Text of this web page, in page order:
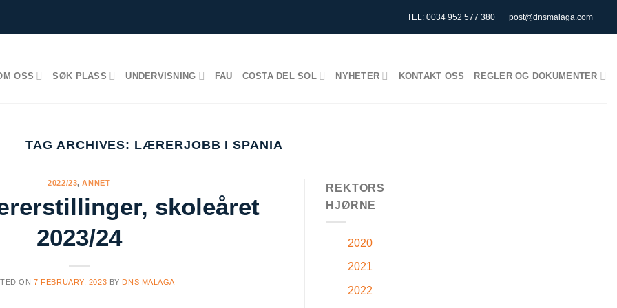
TEL: 0034 952 577 380 post@dnsmalaga.com
OSS SØK PLASS UNDERVISNING FAU COSTA DEL SOL NYHETER KONTAKT OSS REGLER OG DOKUMENTER
TAG ARCHIVES: LÆRERJOBB I SPANIA
2022/23,ANNET
skoleåret
2023/24
ON7 FEBRUARY, 2023 BY DNS MALAGA
REKTORS
HJØRNE
2020
2021
2022